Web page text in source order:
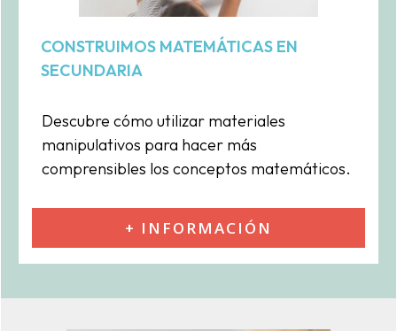
CONSTRUIMOS MATEMÁTICAS EN
SECUNDARIA
Descubre cómo utilizar materiales
manipulativos para hacer más
comprensibles los conceptos matemáticos.
+ INFORMACIÓN